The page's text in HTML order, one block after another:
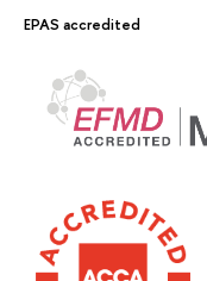
EPAS accredited